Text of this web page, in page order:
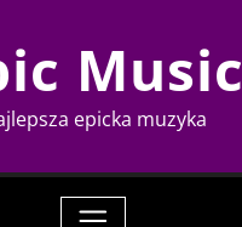
Music
epicka muzyka